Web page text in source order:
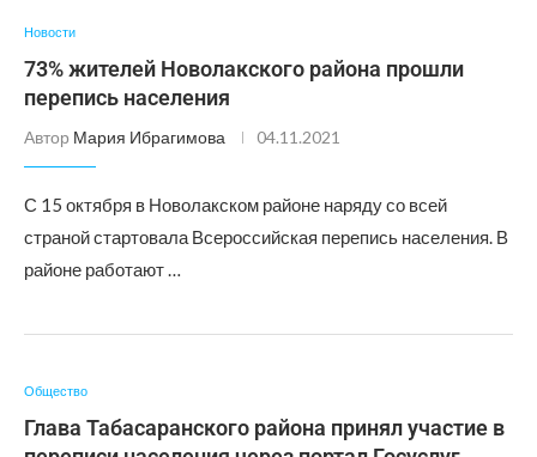
Новости
73% жителей Новолакского района прошли
перепись населения
Автор Мария Ибрагимова 04.11.2021
С 15 октября в Новолакском районе наряду со всей
страной стартовала Всероссийская перепись населения. В
районе работают …
Общество
Глава Табасаранского района принял участие в